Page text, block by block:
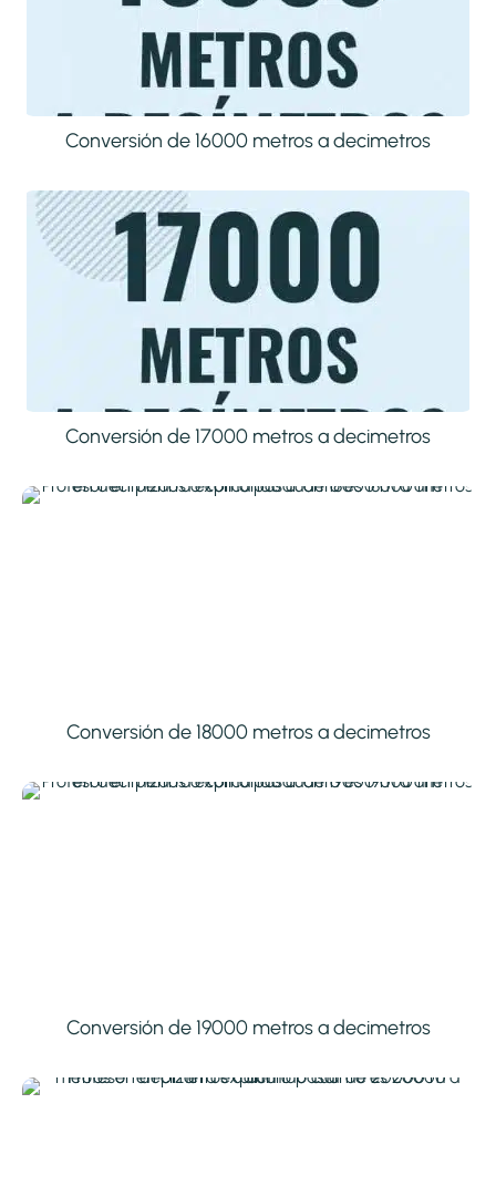
Conversión de 16000 metros a decimetros
Conversión de 17000 metros a decimetros
Conversión de 18000 metros a decimetros
Conversión de 19000 metros a decimetros